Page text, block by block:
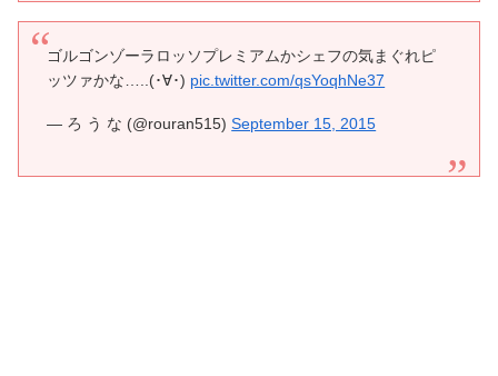
ゴルゴンゾーラロッソプレミアムかシェフの気まぐれピ
ッツァかな…..(･∀･) pic.twitter.com/qsYoqhNe37
— ろ う な (@rouran515)September 15, 2015